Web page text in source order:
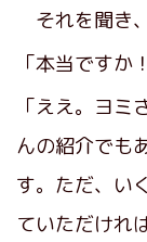
それを聞き
「本当ですか
「ええ。ヨ
んの紹介でも
す。ただ、い
ていただけれ